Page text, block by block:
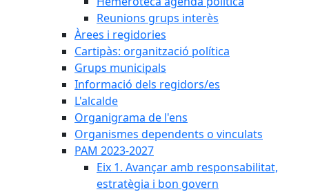
Reunions grups interès
Àrees i regidories
Cartipàs: organització política
Grups municipals
Informació dels regidors/es
L'alcalde
Organigrama de l'ens
Organismes dependents o vinculats
PAM 2023-2027
Eix 1. Avançar amb responsabilitat,
estratègia i bon govern